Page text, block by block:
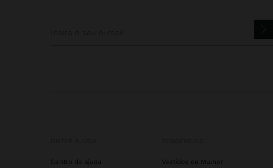
Centro de ajuda Vestidos de Mulher